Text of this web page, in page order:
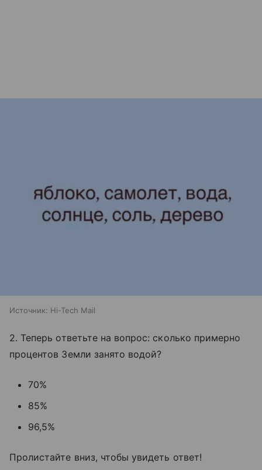
Источник: Hi-Tech Mail
2. Теперь ответьте на вопрос: сколько примерно
процентов Земли занято водой?
70%
85%
96,5%
Пролистайте вниз, чтобы увидеть ответ!